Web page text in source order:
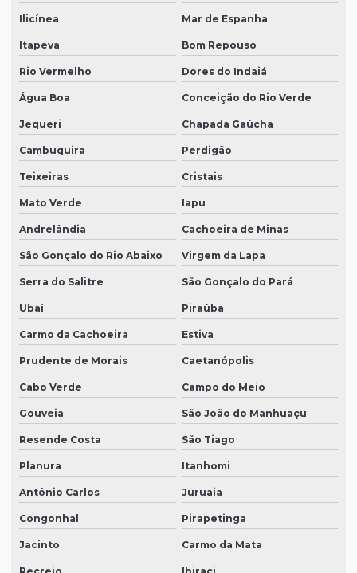
Ilicínea Mar de Espanha
Itapeva Bom Repouso
Rio Vermelho Dores do Indaiá
Água Boa Conceição do Rio Verde
Jequeri Chapada Gaúcha
Cambuquira Perdigão
Teixeiras Cristais
Mato Verde Iapu
Andrelândia Cachoeira de Minas
São Gonçalo do Rio Abaixo Virgem da Lapa
Serra do Salitre São Gonçalo do Pará
Ubaí Piraúba
Carmo da Cachoeira Estiva
Prudente de Morais Caetanópolis
Cabo Verde Campo do Meio
Gouveia São João do Manhuaçu
Resende Costa São Tiago
Planura Itanhomi
Antônio Carlos Juruaia
Congonhal Pirapetinga
Jacinto Carmo da Mata